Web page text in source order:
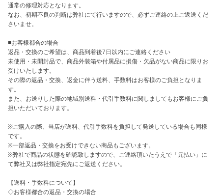
通常の修理対応となります。
なお、初期不良の判断は弊社にて行いますので、必ずご連絡の上ご返送くだ
さいませ。
■お客様都合の場合
返品・交換のご希望は、商品到着後7日以内にご連絡ください
未使用・未開封品で、商品外装箱や付属品に損傷・欠品がない商品に限りお
受けいたします。
その際の返品・交換、返金に伴う送料、手数料はお客様のご負担となりま
す。
また、お送りした際の地域別送料・代引手数料に関しましてもお客様にご負
担いただいております。
※ご購入の際、当店が送料、代引手数料を負担して発送している場合も同様
です。
※一部返品・交換をお受けできない商品もございます。
※弊社で商品の状態を確認致しますので、ご連絡頂いたうえで「元払い」に
て弊社又は弊社指定宛先にご返送ください。
【送料・手数料について】
◇お客様都合の返品・交換の場合